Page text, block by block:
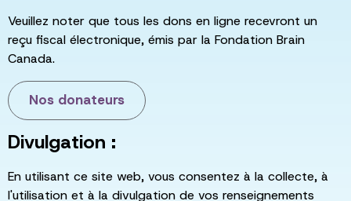
Veuillez noter que tous les dons en ligne recevront un
reçu fiscal électronique, émis par la Fondation Brain
Canada.
Nos donateurs
Divulgation :
En utilisant ce site web, vous consentez à la collecte, à
l'utilisation et à la divulgation de vos renseignements